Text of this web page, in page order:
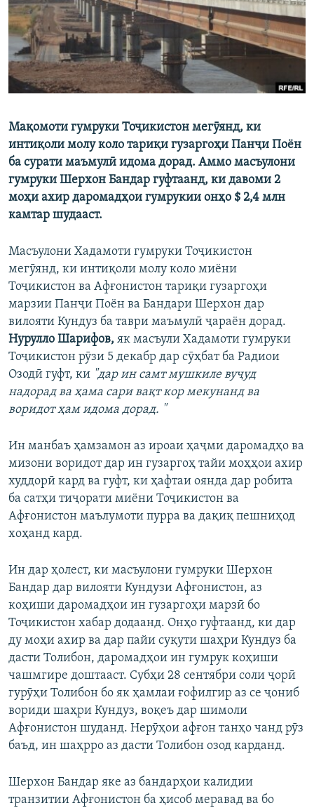
ГУЗОРИШҲОИ РАДИОӢ
Русский
ПАЙГИРӢ КУНЕД
Ҳамаи сомонаҳои RFE/RL
Мақомоти гумруки Тоҷикистон мегӯянд, ки
интиқоли молу коло тариқи гузаргоҳи Панҷи Поён
ба сурати маъмулӣ идома дорад. Аммо масъулони
гумруки Шерхон Бандар гуфтаанд, ки давоми 2
моҳи ахир даромадҳои гумрукии онҳо $ 2,4 млн
камтар шудааст.
Масъулони Хадамоти гумруки Тоҷикистон
мегӯянд, ки интиқоли молу коло миёни
Тоҷикистон ва Афғонистон тариқи гузаргоҳи
марзии Панҷи Поён ва Бандари Шерхон дар
вилояти Кундуз ба таври маъмулӣ ҷараён дорад.
Нурулло Шарифов, як масъули Хадамоти гумруки
Тоҷикистон рӯзи 5 декабр дар сӯҳбат ба Радиои
Озодӣ гуфт, ки "дар ин самт мушкиле вуҷуд
надорад ва ҳама сари вақт кор мекунанд ва
воридот ҳам идома дорад. "
Ин манбаъ ҳамзамон аз ироаи ҳаҷми даромадҳо ва
мизони воридот дар ин гузаргоҳ тайи моҳҳои ахир
худдорӣ кард ва гуфт, ки ҳафтаи оянда дар робита
ба сатҳи тиҷорати миёни Тоҷикистон ва
Афғонистон маълумоти пурра ва дақиқ пешниҳод
хоҳанд кард.
Ин дар ҳолест, ки масъулони гумруки Шерхон
Бандар дар вилояти Кундузи Афғонистон, аз
коҳиши даромадҳои ин гузаргоҳи марзӣ бо
Тоҷикистон хабар додаанд. Онҳо гуфтаанд, ки дар
ду моҳи ахир ва дар пайи суқути шаҳри Кундуз ба
дасти Толибон, даромадҳои ин гумрук коҳиши
чашмгире доштааст. Субҳи 28 сентябри соли ҷорӣ
гурӯҳи Толибон бо як ҳамлаи ғофилгир аз се ҷониб
вориди шаҳри Кундуз, воқеъ дар шимоли
Афғонистон шуданд. Нерӯҳои афғон танҳо чанд рӯз
баъд, ин шаҳрро аз дасти Толибон озод карданд.
Шерхон Бандар яке аз бандарҳои калидии
транзитии Афғонистон ба ҳисоб меравад ва бо